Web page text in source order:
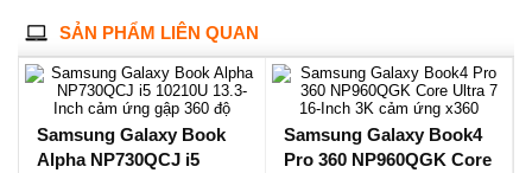
SẢN PHẨM LIÊN QUAN
Samsung Galaxy Book
Alpha NP730QCJ i5
Samsung Galaxy Book4
Pro 360 NP960QGK Core